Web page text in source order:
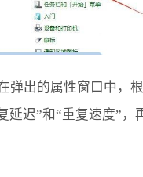
出的属性窗口中，根
延迟”和“重复速度”，